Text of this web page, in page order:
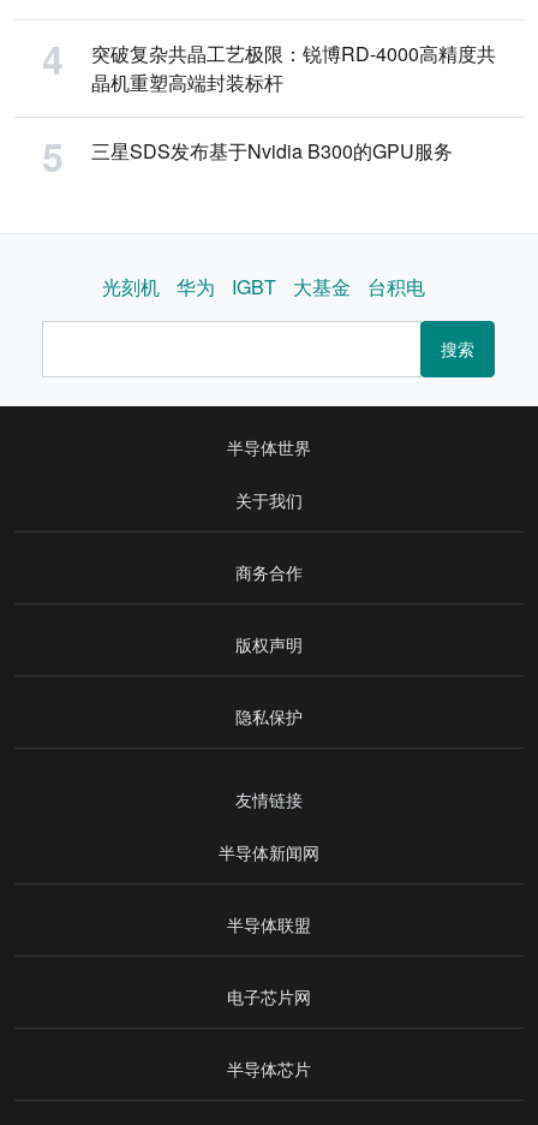
突破复杂共晶工艺极限：锐博RD-4000高精度共
晶机重塑高端封装标杆
三星SDS发布基于Nvidia B300的GPU服务
光刻机 华为 IGBT 大基金 台积电
搜索
半导体世界
关于我们
商务合作
版权声明
隐私保护
友情链接
半导体新闻网
半导体联盟
电子芯片网
半导体芯片